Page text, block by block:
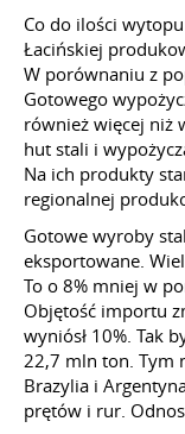
Co do ilości
Łacińskiej
W porównaniu z
Gotowego
również więcej niż
hut stali i
Na ich produkty
regionalnej
Gotowe wyroby
eksportowane.
To o 8% mniej w
Objętość importu
wyniósł 10%. Tak
22,7 mln ton. Tym
Brazylia i
prętów i rur.